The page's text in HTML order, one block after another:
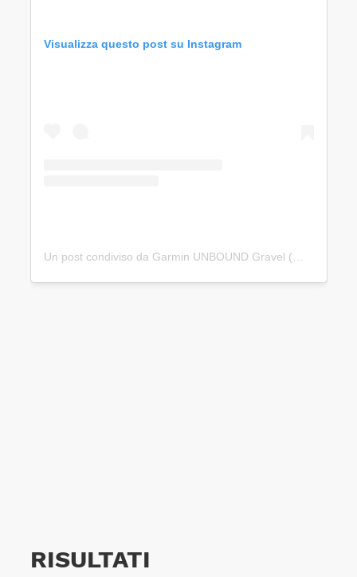
Visualizza questo post su Instagram
Un post condiviso da Garmin UNBOUND Gravel (@unboundgravel)
RISULTATI